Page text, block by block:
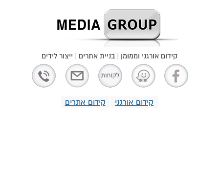
קידום אורגני קידום אתרים
קידום אורגני וממומן | בניית אתרים | ייצור לידים